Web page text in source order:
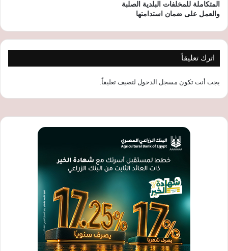
المتكاملة للمخلفات البلدية الصلبة
والعمل على ضمان استدامتها
اترك تعليقاً
يجب أنت تكون مسجل الدخول لتضيف تعليقاً.